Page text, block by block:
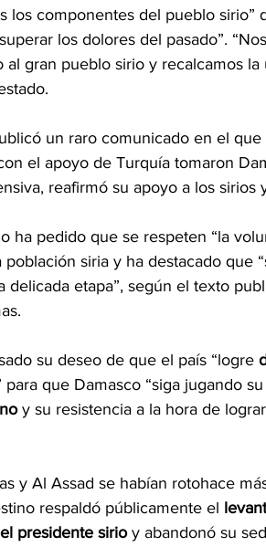
los componentes del pueblo sirio”
los dolores del pasado”.
gran pueblo sirio y recalcamos
un raro comunicado en el
el apoyo de Turquía tomaron
reafirmó su apoyo a los sirios
ha pedido que se respeten “la
siria y ha destacado que
delicada etapa”, según el texto
su deseo de que el país “logre
para que Damasco “siga jugando
y su resistencia a la hora de
y Al Assad se habían rotohace
respaldó públicamente el
presidente sirio y abandonó su